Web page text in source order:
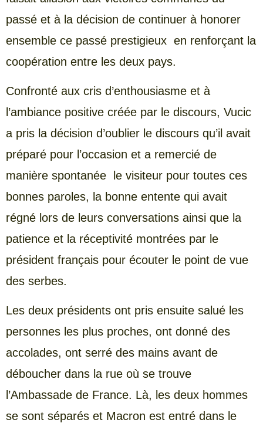
passé et à la décision de continuer à honorer
ensemble ce passé prestigieux en renforçant la
coopération entre les deux pays.
Confronté aux cris d’enthousiasme et à
l’ambiance positive créée par le discours, Vucic
a pris la décision d’oublier le discours qu’il avait
préparé pour l’occasion et a remercié de
manière spontanée le visiteur pour toutes ces
bonnes paroles, la bonne entente qui avait
régné lors de leurs conversations ainsi que la
patience et la réceptivité montrées par le
président français pour écouter le point de vue
des serbes.
Les deux présidents ont pris ensuite salué les
personnes les plus proches, ont donné des
accolades, ont serré des mains avant de
déboucher dans la rue où se trouve
l’Ambassade de France. Là, les deux hommes
se sont séparés et Macron est entré dans le